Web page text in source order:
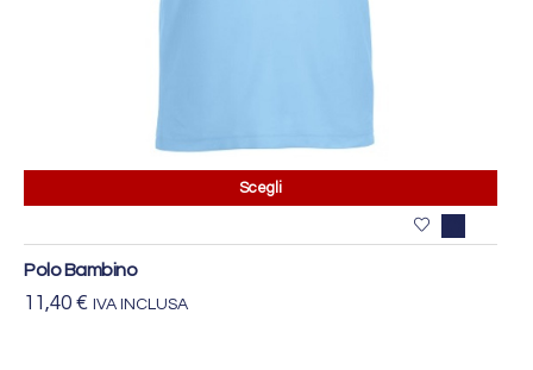
Scegli
Polo Bambino
11,40 € IVA INCLUSA